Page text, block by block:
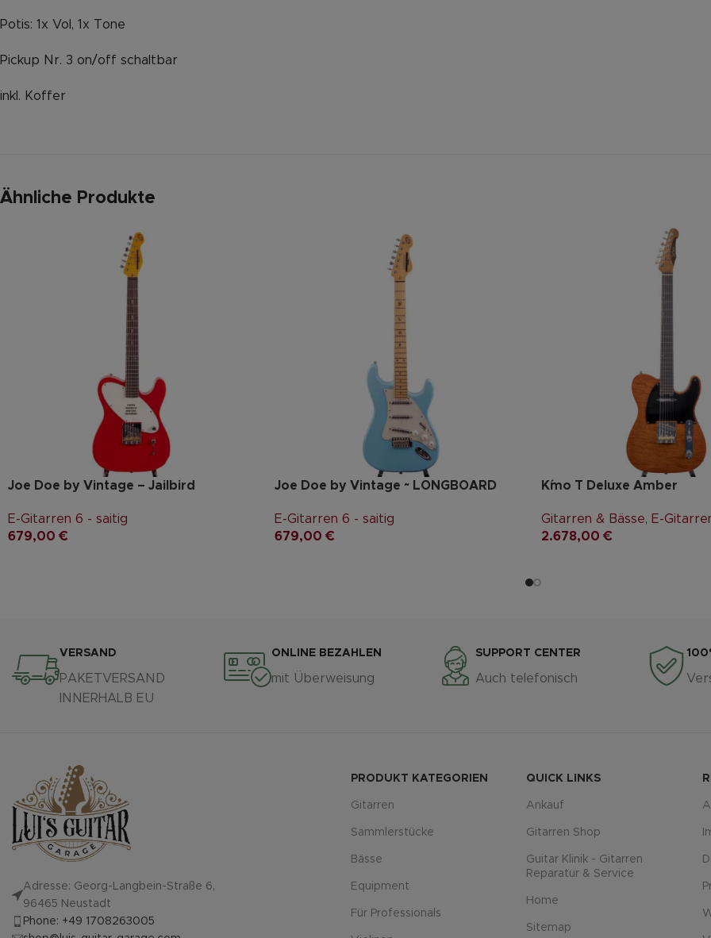
Potis: 1x Vol, 1x Tone
Pickup Nr. 3 on/off schaltbar
inkl. Koffer
Ähnliche Produkte
Joe Doe by Vintage – Jailbird
E-Gitarren 6 - saitig
679,00 €
Joe Doe by Vintage ~ LONGBOARD
E-Gitarren 6 - saitig
679,00 €
K´mo T Deluxe Amber
Gitarren & Bässe, E-
2.678,00 €
VERSAND
PAKETVERSAND
INNERHALB EU
ONLINE BEZAHLEN
mit Überweisung
SUPPORT CENTER
Auch telefonisch
Adresse: Georg-Langbein-Straße 6,
96465 Neustadt
Phone: +49 1708263005
PRODUKT KATEGORIEN
Gitarren
Sammlerstücke
Bässe
Equipment
Für Professionals
QUICK LINKS
Ankauf
Gitarren Shop
Guitar Klinik - Gitarren
Reparatur & Service
Home
Sitemap